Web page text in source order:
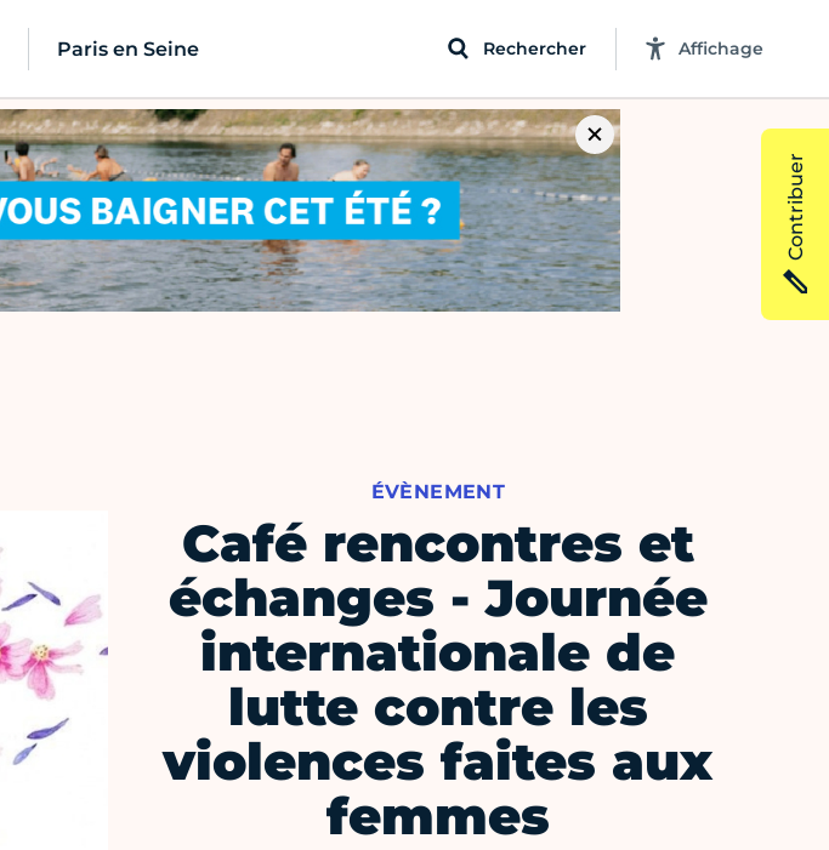
Paris en Seine Rechercher Affichage
ÉVÈNEMENT
Café rencontres et
échanges - Journée
internationale de
lutte contre les
violences faites aux
femmes
Contribuer